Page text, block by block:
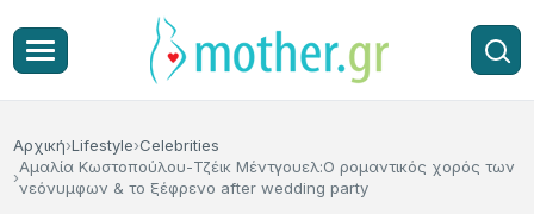
Αρχική Lifestyle Celebrities
Αμαλία Κωστοπούλου-Τζέικ Μέντγουελ:Ο ρομαντικός χορός των
νεόνυμφων & το ξέφρενο after wedding party